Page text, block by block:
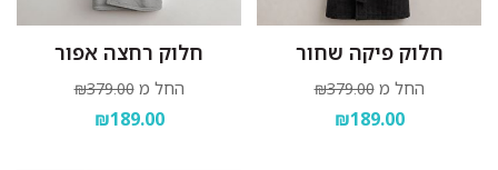
חלוק פיקה שחור
החל מ ₪379.00
₪189.00
חלוק רחצה אפור
החל מ ₪379.00
₪189.00